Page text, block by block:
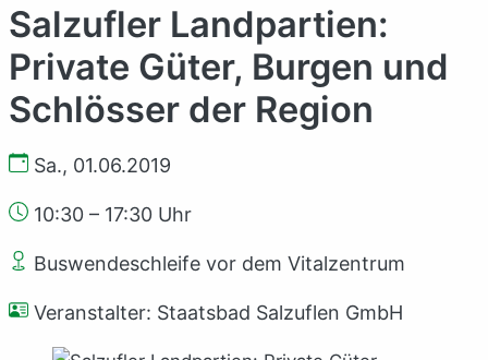
Salzufler Landpartien:
Private Güter, Burgen und
Schlösser der Region
Sa., 01.06.2019
10:30 – 17:30 Uhr
Buswendeschleife vor dem Vitalzentrum
Veranstalter: Staatsbad Salzuflen GmbH